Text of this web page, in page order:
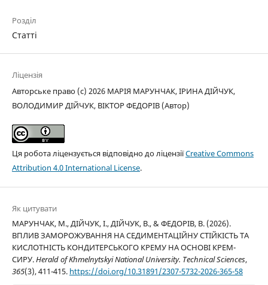
Розділ
Статті
Ліцензія
Авторське право (c) 2026 МАРІЯ МАРУНЧАК, ІРИНА ДІЙЧУК,
ВОЛОДИМИР ДІЙЧУК, ВІКТОР ФЕДОРІВ (Автор)
Ця робота ліцензується відповідно до ліцензіїCreative Commons
Attribution 4.0 International License.
Як цитувати
МАРУНЧАК, М., ДІЙЧУК, І., ДІЙЧУК, В., & ФЕДОРІВ, В. (2026).
ВПЛИВ ЗАМОРОЖУВАННЯ НА СЕДИМЕНТАЦІЙНУ СТІЙКІСТЬ ТА
КИСЛОТНІСТЬ КОНДИТЕРСЬКОГО КРЕМУ НА ОСНОВІ КРЕМ-
СИРУ.Herald of Khmelnytskyi National University. Technical Sciences,
365(3), 411-415. https://doi.org/10.31891/2307-5732-2026-365-58